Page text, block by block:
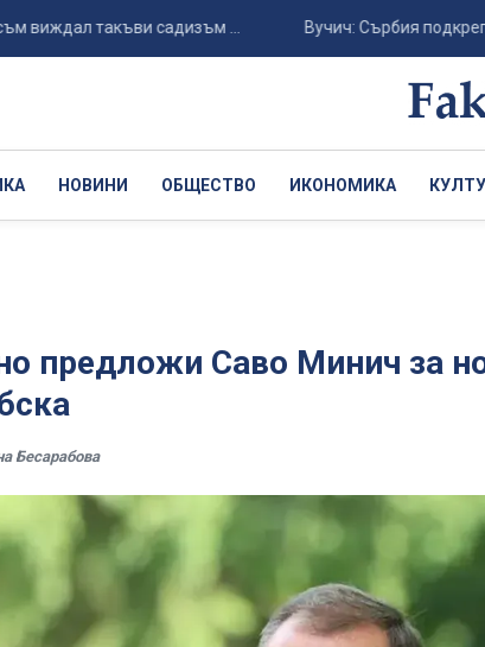
такъви садизъм ... Вучич: Сърбия подкрепя
НОВИНИ ОБЩЕСТВО ИКОНОМИКА
предложи Саво Минич за
Бесарабова